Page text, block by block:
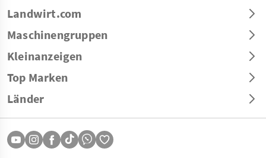
Landwirt.com
Maschinengruppen
Kleinanzeigen
Top Marken
Länder